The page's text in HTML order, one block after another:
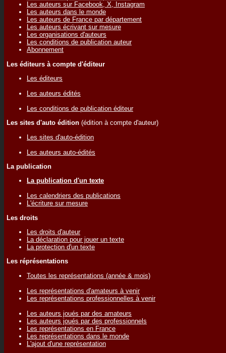
Les auteurs sur Facebook, X, Instagram
Les auteurs dans le monde
Les auteurs de France par département
Les auteurs écrivant sur mesure
Les organisations d'auteurs
Les conditions de publication auteur
Abonnement
Les éditeurs à compte d'éditeur
Les éditeurs
Les auteurs édités
Les conditions de publication éditeur
Les sites d'auto édition (édition à compte d'auteur)
Les sites d'auto-édition
Les auteurs auto-édités
La publication
La publication d'un texte
Les calendriers des publications
L'écriture sur mesure
Les droits
Les droits d'auteur
La déclaration pour jouer un texte
La protection d'un texte
Les réprésentations
Toutes les représentations (année & mois)
Les représentations d'amateurs à venir
Les représentations professionnelles à venir
Les auteurs joués par des amateurs
Les auteurs joués par des professionnels
Les représentations en France
Les représentations dans le monde
L'ajout d'une représentation